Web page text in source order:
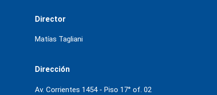
Director
Matías Tagliani
Dirección
Av. Corrientes 1454 - Piso 17° of. 02